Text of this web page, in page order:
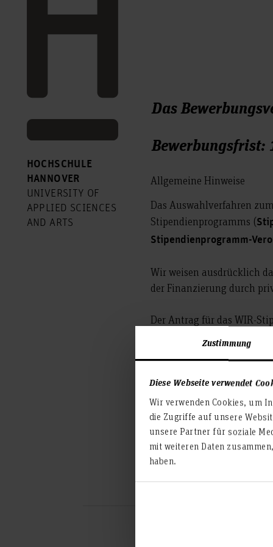
Zustimmung
Diese Webseite verwendet
Wir verwenden Cookies, um
die Zugriffe auf unsere
unsere Partner für soziale
mit weiteren Daten
haben.
HOCHSCHULE
HANNOVER
UNIVERSITY OF
APPLIED SCIENCES
AND ARTS
Das
Bewerbungsfrist:
Allgemeine Hinweise
Das Auswahlverfahren
Stipendienprogramms (
Stipendienprogramm-
Wir weisen ausdrücklich
der Finanzierung durch
Der Antrag für das WIR-
WIR-Stipendiums beginnt